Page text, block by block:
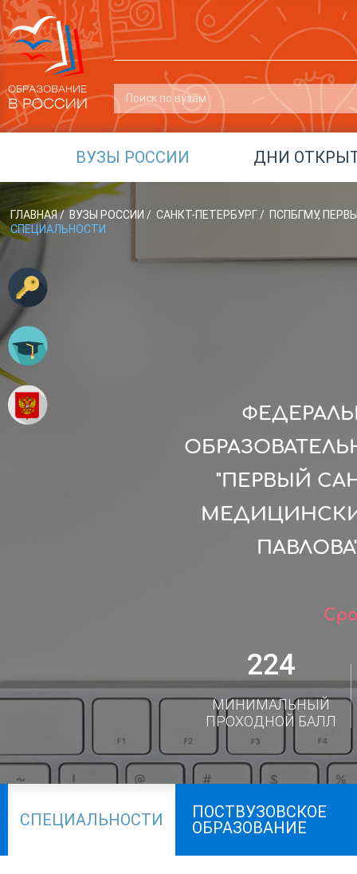
ВУЗЫ РОССИИ ДНИ
ГЛАВНАЯ/ ВУЗЫ РОССИИ / САНКТ-ПЕТЕРБУРГ/ ПСПБГМУ,
СПЕЦИАЛЬНОСТИ
"ПЕРВЫЙ
224
МИНИМАЛЬНЫЙ
ПРОХОДНОЙ БАЛЛ
СПЕЦИАЛЬНОСТИ
ПОСТВУЗОВСКОЕ
ОБРАЗОВАНИЕ